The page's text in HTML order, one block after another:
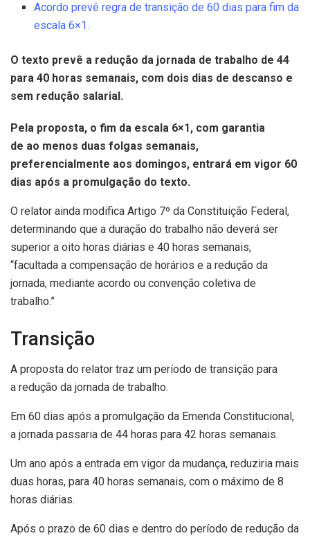
Acordo prevê regra de transição de 60 dias para fim da
escala 6×1.
O texto prevê a redução da jornada de trabalho de 44
para 40 horas semanais, com dois dias de descanso e
sem redução salarial.
Pela proposta, o fim da escala 6×1, com garantia
de ao menos duas folgas semanais,
preferencialmente aos domingos, entrará em vigor 60
dias após a promulgação do texto.
O relator ainda modifica Artigo 7º da Constituição Federal,
determinando que a duração do trabalho não deverá ser
superior a oito horas diárias e 40 horas semanais,
“facultada a compensação de horários e a redução da
jornada, mediante acordo ou convenção coletiva de
trabalho.”
Transição
A proposta do relator traz um período de transição para
a redução da jornada de trabalho.
Em 60 dias após a promulgação da Emenda Constitucional,
a jornada passaria de 44 horas para 42 horas semanais.
Um ano após a entrada em vigor da mudança, reduziria mais
duas horas, para 40 horas semanais, com o máximo de 8
horas diárias.
Após o prazo de 60 dias e dentro do período de redução da